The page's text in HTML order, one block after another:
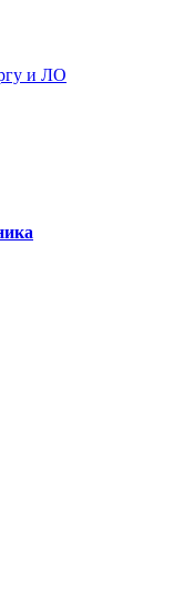
и ЛО